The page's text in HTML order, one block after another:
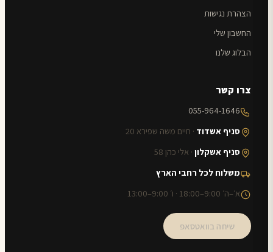
הצהרת נגישות
החשבון שלי
הבלוג שלנו
צרו קשר
055-964-1646
סניף אשדוד · חיים משה שפירא 20
סניף אשקלון · אלי כהן 58
משלוח לכל רחבי הארץ
א׳–ה׳ 9:00–18:00 · ו׳ 9:00–13:00
שיחה בוואטסאפ